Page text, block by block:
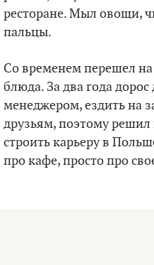
ресторане. Мыл овощи,
пальцы.
Со временем перешел на
блюда. За два года
менеджером, ездить на
друзьям, поэтому решил
строить карьеру в
про кафе, просто про